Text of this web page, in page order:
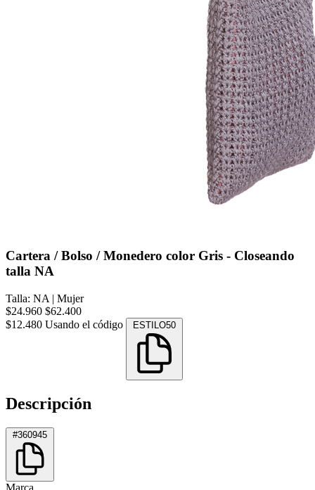
Cartera / Bolso / Monedero color Gris - Closeando
talla NA
Talla: NA | Mujer
$24.960 $62.400
$12.480 Usando el código ESTILO50
Descripción
#360945
Marca